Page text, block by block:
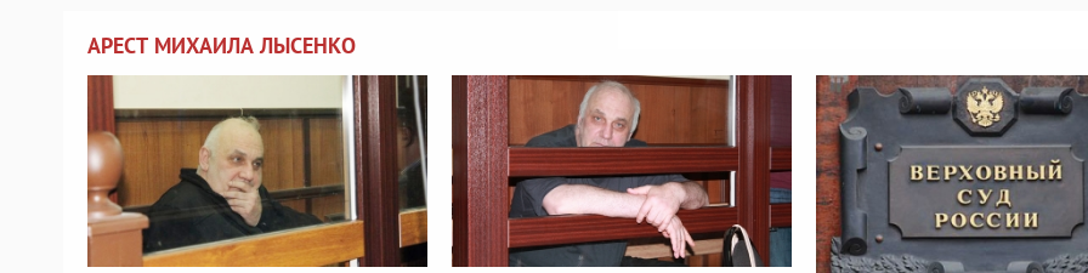
АРЕСТ МИХАИЛА ЛЫСЕНКО